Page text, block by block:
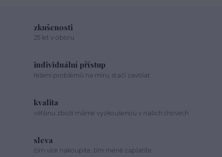
zkušenosti
25 let v oboru
individuální přístup
řešení problémů na míru, stačí zavolat
kvalita
většinu zboží máme vyzkoušenou v našich chovech
sleva
čím více nakoupíte, tím méně zaplatíte